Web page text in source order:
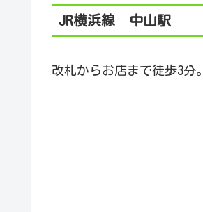
JR横浜線 中山駅
改札からお店まで徒歩3分。